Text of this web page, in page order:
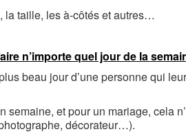
la taille, les à-côtés et autres…
n’importe quel jour de la
beau jour d’une personne qui
et pour un mariage, cela
décorateur…).